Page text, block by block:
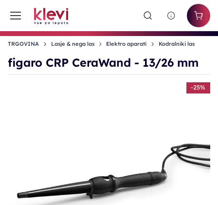
TRGOVINA Lasje & nega las Elektro aparati Kodralniki las
figaro CRP CeraWand - 13/26 mm
-25%